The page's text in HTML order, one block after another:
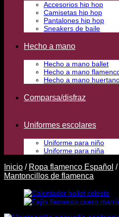
Accesorios hip hop
Camisetas hip hop
Pantalones hip hop
Sneakers de baile
Hecho a mano
Hecho a mano ballet
Hecho a mano
Hecho a mano
Comparsa/disfraz
Uniformes escolares
Uniforme para niño
Uniforme para niña
Inicio / Ropa flamenco Español /
Mantoncillos de flamenca